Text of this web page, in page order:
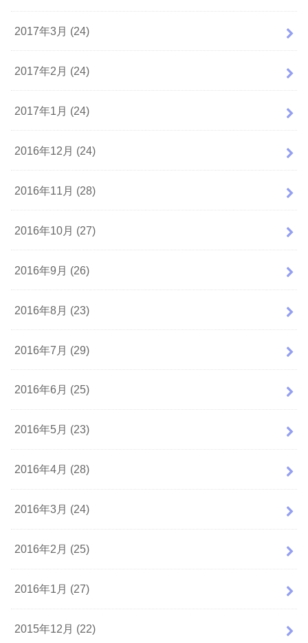
2017年3月 (24)
2017年2月 (24)
2017年1月 (24)
2016年12月 (24)
2016年11月 (28)
2016年10月 (27)
2016年9月 (26)
2016年8月 (23)
2016年7月 (29)
2016年6月 (25)
2016年5月 (23)
2016年4月 (28)
2016年3月 (24)
2016年2月 (25)
2016年1月 (27)
2015年12月 (22)